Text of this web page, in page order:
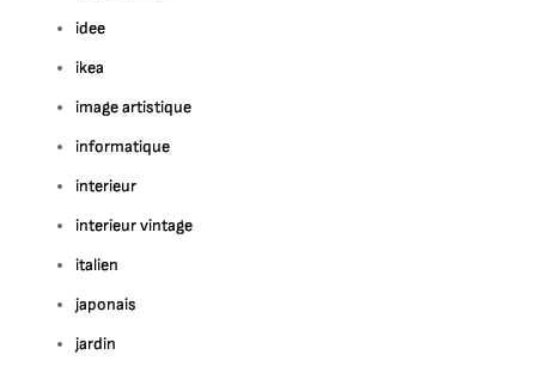
idee
ikea
image artistique
informatique
interieur
interieur vintage
italien
japonais
jardin